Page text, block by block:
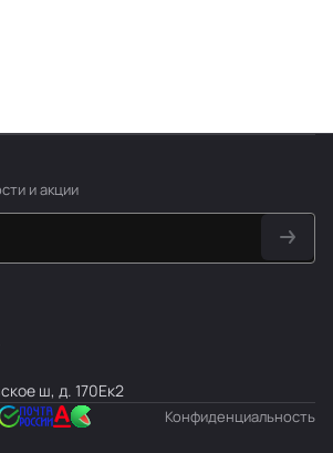
и акции
ш, д. 170Ек2
Конфиденциальность